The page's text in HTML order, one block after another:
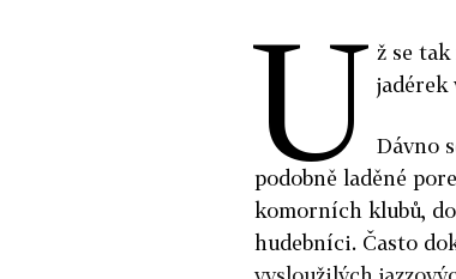
U ž se
jadérek
Dávno
podobně laděné
komorních klubů,
hudebníci. Často